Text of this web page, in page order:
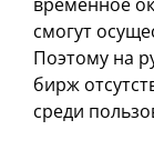
смогут
Поэтому на
бирж
среди